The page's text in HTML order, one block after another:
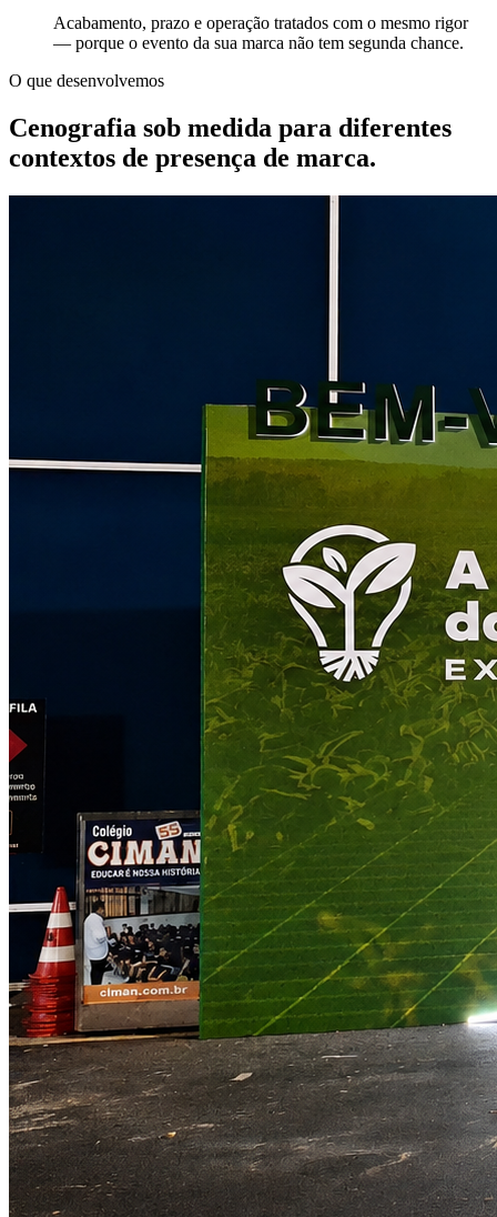
Acabamento, prazo e operação tratados com o mesmo rigor
— porque o evento da sua marca não tem segunda chance.
O que desenvolvemos
Cenografia sob medida para diferentes
contextos de presença de marca.